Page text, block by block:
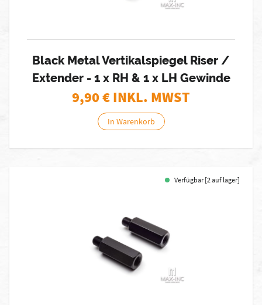
Black Metal Vertikalspiegel Riser /
Extender - 1 x RH & 1 x LH Gewinde
9,90€ INKL. MWST
In Warenkorb
Verfügbar [2 auf lager]